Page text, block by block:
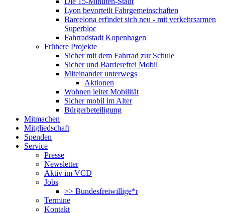
Lyon bevorteilt Fahrgemeinschaften
Barcelona erfindet sich neu - mit verkehrsarmen
Superbloc
Fahrradstadt Kopenhagen
Frühere Projekte
Sicher mit dem Fahrrad zur Schule
Sicher und Barrierefrei Mobil
Miteinander unterwegs
Aktionen
Wohnen leitet Mobilität
Sicher mobil im Alter
Bürgerbeteiligung
Mitmachen
Mitgliedschaft
Spenden
Service
Presse
Newsletter
Aktiv im VCD
Jobs
>> Bundesfreiwillige*r
Termine
Kontakt